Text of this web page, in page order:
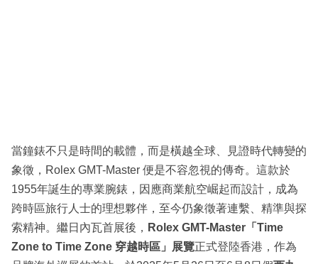
區
當鐘錶不只是時間的載體，而是橫越全球、見證時代轉變的
象徵，Rolex GMT-Master 便是不容忽視的傳奇。這款於
1955年誕生的專業腕錶，因應商業航空崛起而設計，成為
跨時區旅行人士的理想夥伴，至今仍象徵著連繫、精準與探
索精神。繼日內瓦首展後， Rolex GMT-Master「Time
Zone to Time Zone 穿越時區」展覽正式登陸香港，作為